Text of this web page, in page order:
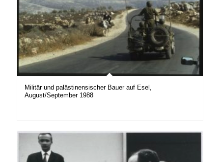
Militär und palästinensischer Bauer auf Esel,
August/September 1988